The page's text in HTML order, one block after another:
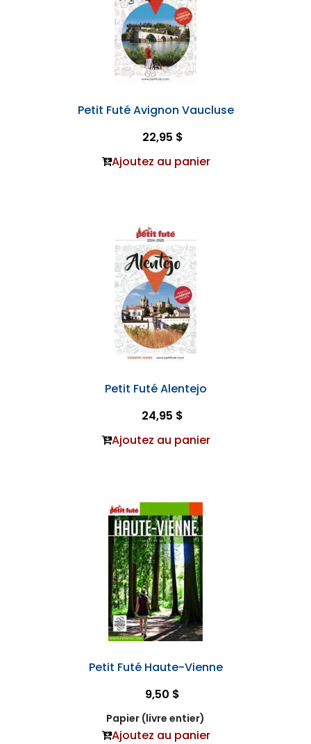
Petit Futé Avignon Vaucluse
22,95 $
Ajoutez au panier
Petit Futé Alentejo
24,95 $
Ajoutez au panier
Petit Futé Haute-Vienne
9,50 $
Papier (livre entier)
Ajoutez au panier